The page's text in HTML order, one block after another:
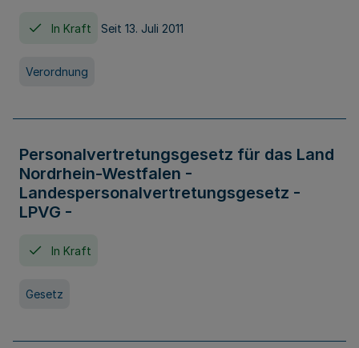
In Kraft Seit 13. Juli 2011
Verordnung
Personalvertretungsgesetz für das Land
Nordrhein-Westfalen -
Landespersonalvertretungsgesetz -
LPVG -
In Kraft
Gesetz